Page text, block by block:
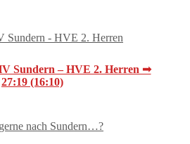
Sundern – HVE 2. Herren ➟
27:19 (16:10)